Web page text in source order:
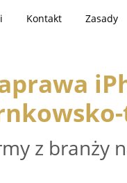
Kontakt Zasady
z branży